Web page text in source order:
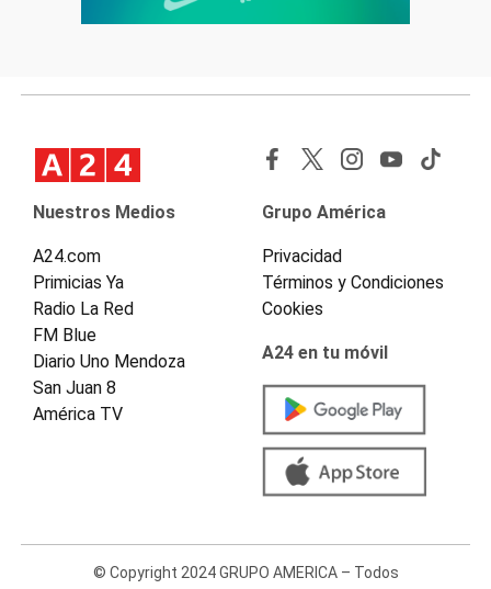
Nuestros Medios
A24.com
Primicias Ya
Radio La Red
FM Blue
Diario Uno Mendoza
San Juan 8
América TV
Grupo América
Privacidad
Términos y Condiciones
Cookies
A24 en tu móvil
© Copyright 2024 GRUPO AMERICA – Todos